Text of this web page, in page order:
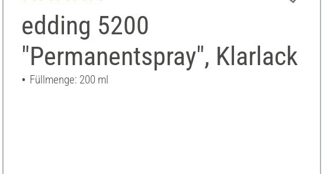
edding 5200
"Permanentspray", Klarlack
Füllmenge: 200 ml